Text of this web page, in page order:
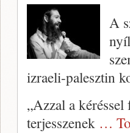
A
izraeli-palesztin
„Azzal a
terjesszenek …